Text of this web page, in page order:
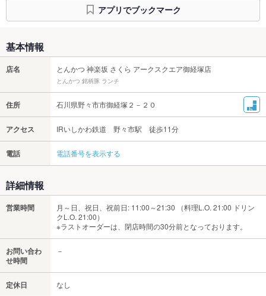
アプリでブックマーク
基本情報
店名 とんかつ 神楽坂 さくら アークスクエア御経塚店
とんかつ 銘柄豚 ランチ
住所 石川県野々市市御経塚２－２０
アクセス IRいしかわ鉄道 野々市駅 徒歩11分
電話 電話番号を表示する
詳細情報
営業時間
月～日、祝日、祝前日: 11:00～21:30 （料理L.O. 21:00 ドリン
クL.O. 21:00）
※ラストオーダーは、閉店時間の30分前となっております。
お問い合わ
せ時間
－
定休日 なし